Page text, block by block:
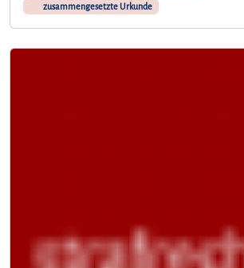
z
e
e
zusammengesetzte Urkunde